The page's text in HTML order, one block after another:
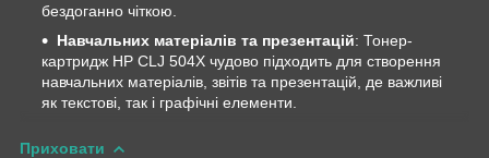
бездоганно чіткою.
Навчальних матеріалів та презентацій: Тонер-
картридж HP CLJ 504X чудово підходить для створення
навчальних матеріалів, звітів та презентацій, де важливі
як текстові, так і графічні елементи.
Приховати